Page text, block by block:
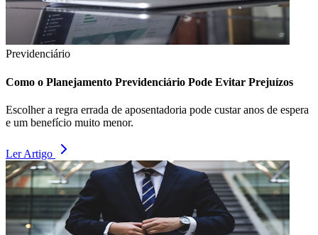
Previdenciário
Como o Planejamento Previdenciário Pode Evitar Prejuízos
Escolher a regra errada de aposentadoria pode custar anos de espera
e um benefício muito menor.
Ler Artigo